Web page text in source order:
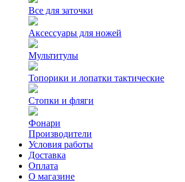
Все для заточки
Аксессуары для ножей
Мультитулы
Топорики и лопатки тактические
Стопки и фляги
Фонари
Производители
Условия работы
Доставка
Оплата
О магазине